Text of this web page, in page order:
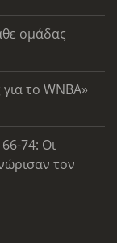
ομάδας
το WNBA»
74: Οι
τον